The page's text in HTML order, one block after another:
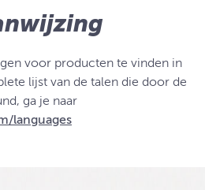
voor producten te vinden in
lijst van de talen die door de
ga je naar
languages